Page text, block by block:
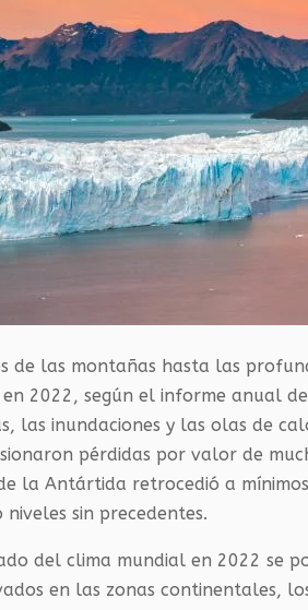
de las montañas hasta las
en 2022, según el informe anual
las inundaciones y las olas de
pérdidas por valor de
la Antártida retrocedió a
sin precedentes.
del clima mundial en 2022 se
en las zonas continentales,